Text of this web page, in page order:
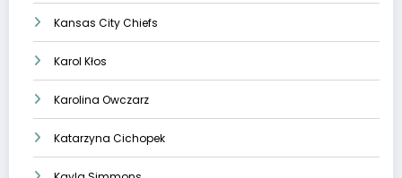
Kansas City Chiefs
Karol Kłos
Karolina Owczarz
Katarzyna Cichopek